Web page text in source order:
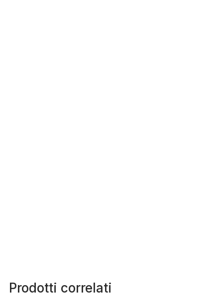
Prodotti correlati